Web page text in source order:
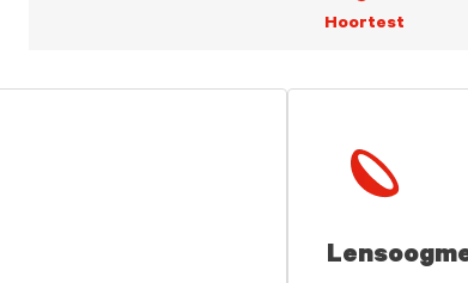
Hoortest